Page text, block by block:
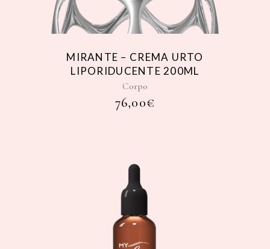
MIRANTE – CREMA URTO
LIPORIDUCENTE 200ML
Corpo
76,00€